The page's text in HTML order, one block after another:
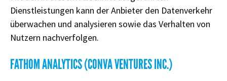
Dienstleistungen kann der Anbieter den Datenverkehr
überwachen und analysieren sowie das Verhalten von
Nutzern nachverfolgen.
FATHOM ANALYTICS (CONVA VENTURES INC.)